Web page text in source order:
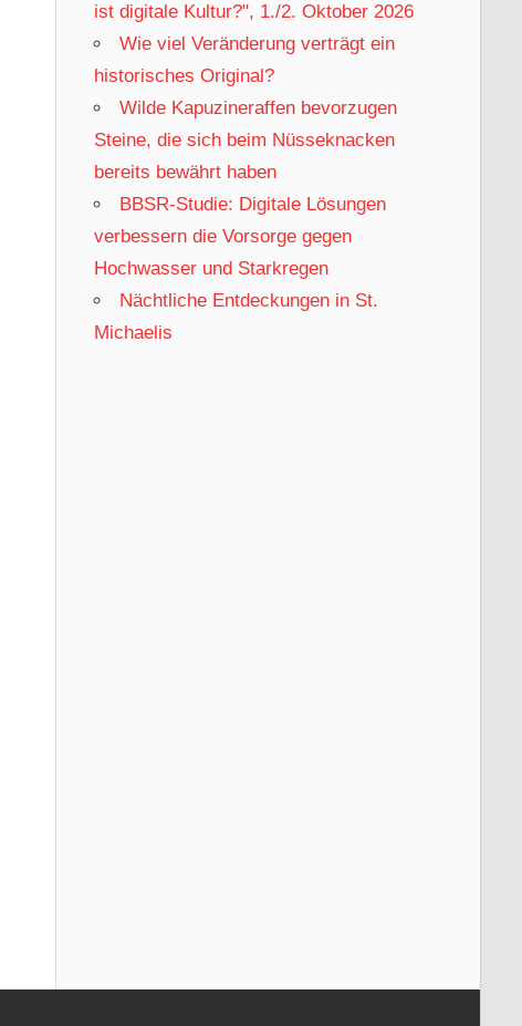
ist digitale Kultur?", 1./2. Oktober 2026
Wie viel Veränderung verträgt ein
historisches Original?
Wilde Kapuzineraffen bevorzugen
Steine, die sich beim Nüsseknacken
bereits bewährt haben
BBSR-Studie: Digitale Lösungen
verbessern die Vorsorge gegen
Hochwasser und Starkregen
Nächtliche Entdeckungen in St.
Michaelis